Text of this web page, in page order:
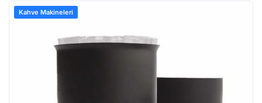
Kahve Makineleri